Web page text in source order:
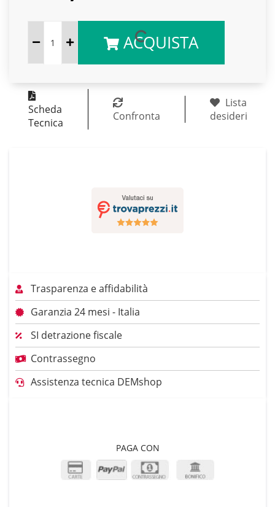
ACQUISTA
Scheda
Tecnica
Confronta
Lista
desideri
Trasparenza e affidabilità
Garanzia 24 mesi - Italia
SI detrazione fiscale
Contrassegno
Assistenza tecnica DEMshop
PAGA CON